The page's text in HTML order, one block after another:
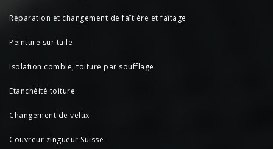
Réparation et changement de faîtière et faîtage
Peinture sur tuile
Isolation comble, toiture par soufflage
Etanchéité toiture
Changement de velux
Couvreur zingueur Suisse